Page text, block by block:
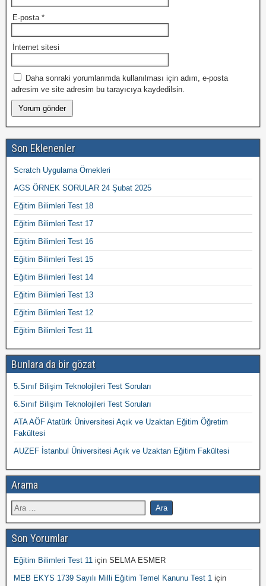
E-posta *
İnternet sitesi
Daha sonraki yorumlarımda kullanılması için adım, e-posta
adresim ve site adresim bu tarayıcıya kaydedilsin.
Son Eklenenler
Scratch Uygulama Örnekleri
AGS ÖRNEK SORULAR 24 Şubat 2025
Eğitim Bilimleri Test 18
Eğitim Bilimleri Test 17
Eğitim Bilimleri Test 16
Eğitim Bilimleri Test 15
Eğitim Bilimleri Test 14
Eğitim Bilimleri Test 13
Eğitim Bilimleri Test 12
Eğitim Bilimleri Test 11
Bunlara da bir gözat
5.Sınıf Bilişim Teknolojileri Test Soruları
6.Sınıf Bilişim Teknolojileri Test Soruları
ATA AÖF Atatürk Üniversitesi Açık ve Uzaktan Eğitim Öğretim
Fakültesi
AUZEF İstanbul Üniversitesi Açık ve Uzaktan Eğitim Fakültesi
Arama
Son Yorumlar
Eğitim Bilimleri Test 11 için SELMA ESMER
MEB EKYS 1739 Sayılı Milli Eğitim Temel Kanunu Test 1 için